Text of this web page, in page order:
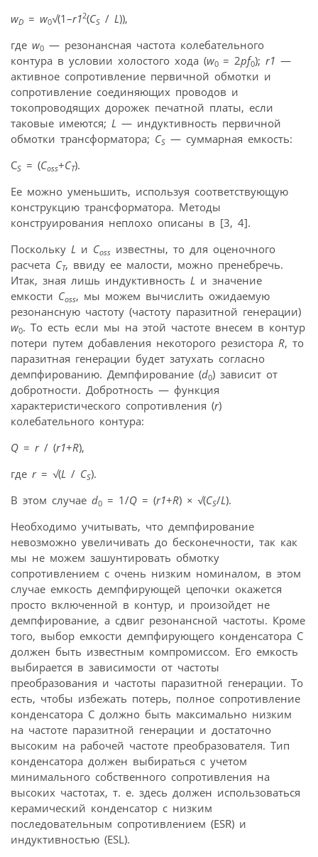
wD = w0√(1–r12(CS / L)),
где w0 — резонансная частота колебательного
контура в условии холостого хода (w0 = 2pf0); r1 —
активное сопротивление первичной обмотки и
сопротивление соединяющих проводов и
токопроводящих дорожек печатной платы, если
таковые имеются; L — индуктивность первичной
обмотки трансформатора; CS — суммарная емкость:
CS = (Coss+CT).
Ее можно уменьшить, используя соответствующую
конструкцию трансформатора. Методы
конструирования неплохо описаны в [3, 4].
Поскольку L и Coss известны, то для оценочного
расчета CT, ввиду ее малости, можно пренебречь.
Итак, зная лишь индуктивность L и значение
емкости Coss, мы можем вычислить ожидаемую
резонансную частоту (частоту паразитной генерации)
w0. То есть если мы на этой частоте внесем в контур
потери путем добавления некоторого резистора R, то
паразитная генерации будет затухать согласно
демпфированию. Демпфирование (d0) зависит от
добротности. Добротность — функция
характеристического сопротивления (r)
колебательного контура:
Q = r/ (r1+R),
где r= √(L / CS).
В этом случае d0 = 1/Q = (r1+R) × √(CS/L).
Необходимо учитывать, что демпфирование
невозможно увеличивать до бесконечности, так как
мы не можем зашунтировать обмотку
сопротивлением с очень низким номиналом, в этом
случае емкость демпфирующей цепочки окажется
просто включенной в контур, и произойдет не
демпфирование, а сдвиг резонансной частоты. Кроме
того, выбор емкости демпфирующего конденсатора C
должен быть известным компромиссом. Его емкость
выбирается в зависимости от частоты
преобразования и частоты паразитной генерации. То
есть, чтобы избежать потерь, полное сопротивление
конденсатора C должно быть максимально низким
на частоте паразитной генерации и достаточно
высоким на рабочей частоте преобразователя. Тип
конденсатора должен выбираться с учетом
минимального собственного сопротивления на
высоких частотах, т. е. здесь должен использоваться
керамический конденсатор с низким
последовательным сопротивлением (ESR) и
индуктивностью (ESL).